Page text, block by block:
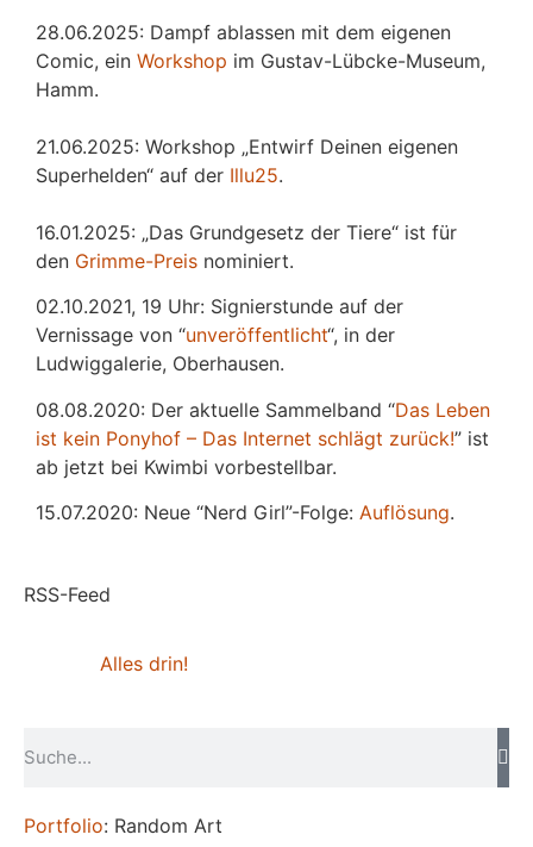
28.06.2025: Dampf ablassen mit dem eigenen
Comic, ein Workshop im Gustav-Lübcke-Museum,
Hamm.
21.06.2025: Workshop „Entwirf Deinen eigenen
Superhelden“ auf der Illu25.
16.01.2025: „Das Grundgesetz der Tiere“ ist für
den Grimme-Preis nominiert.
02.10.2021, 19 Uhr: Signierstunde auf der
Vernissage von “unveröffentlicht“, in der
Ludwiggalerie, Oberhausen.
08.08.2020: Der aktuelle Sammelband “Das Leben
ist kein Ponyhof – Das Internet schlägt zurück!” ist
ab jetzt bei Kwimbi vorbestellbar.
15.07.2020: Neue “Nerd Girl”-Folge: Auflösung.
RSS-Feed
Alles drin!
Portfolio: Random Art